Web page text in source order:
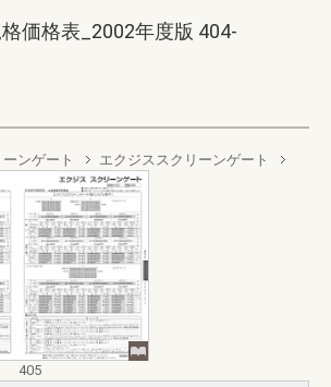
価格表_2002年度版 404-
ンゲート エクジススクリーンゲート
405